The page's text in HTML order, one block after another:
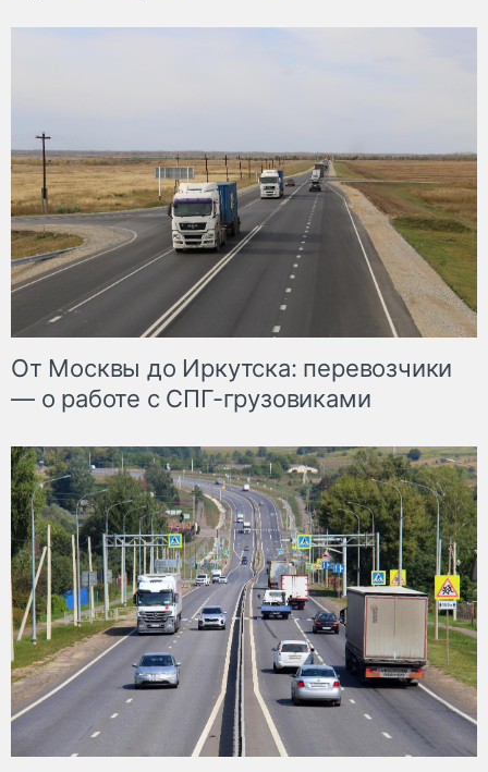
От Москвы до Иркутска: перевозчики
— о работе с СПГ-грузовиками